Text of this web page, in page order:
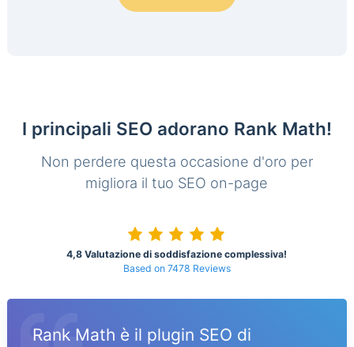
I principali SEO adorano Rank Math!
Non perdere questa occasione d'oro per
migliora il tuo SEO on-page
4,8 Valutazione di soddisfazione complessiva!
Based on 7478 Reviews
Rank Math è il plugin SEO di